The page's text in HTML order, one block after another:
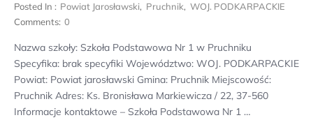
Posted In : Powiat Jarosławski, Pruchnik, WOJ. PODKARPACKIE
Comments: 0
Nazwa szkoły: Szkoła Podstawowa Nr 1 w Pruchniku
Specyfika: brak specyfiki Województwo: WOJ. PODKARPACKIE
Powiat: Powiat jarosławski Gmina: Pruchnik Miejscowość:
Pruchnik Adres: Ks. Bronisława Markiewicza / 22, 37-560
Informacje kontaktowe – Szkoła Podstawowa Nr 1 …